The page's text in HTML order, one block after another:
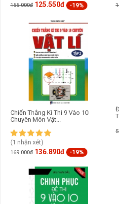
155.000đ 125.550đ -19%
Chiến Thắng Kì Thi 9 Vào 10
Chuyên Môn Vật...
(1 nhận xét)
169.000đ 136.890đ -19%